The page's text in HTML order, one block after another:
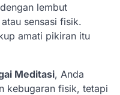
lembut
sensasi fisik.
amati pikiran itu
Meditasi, Anda
kebugaran fisik, tetapi